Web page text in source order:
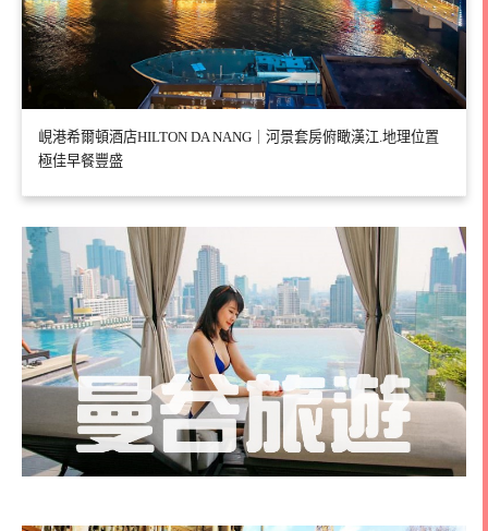
峴港希爾頓酒店HILTON DA NANG｜河景套房俯瞰漢江.地理位置
極佳早餐豐盛